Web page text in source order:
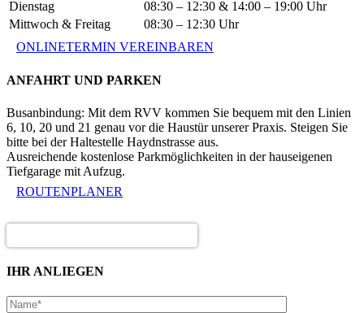
Dienstag
08:30 – 12:30 & 14:00 – 19:00 Uhr
Mittwoch & Freitag
08:30 – 12:30 Uhr
ONLINETERMIN VEREINBAREN
ANFAHRT UND PARKEN
Busanbindung: Mit dem RVV kommen Sie bequem mit den Linien
6, 10, 20 und 21 genau vor die Haustür unserer Praxis. Steigen Sie
bitte bei der Haltestelle Haydnstrasse aus.
Ausreichende kostenlose Parkmöglichkeiten in der hauseigenen
Tiefgarage mit Aufzug.
ROUTENPLANER
IHR ANLIEGEN